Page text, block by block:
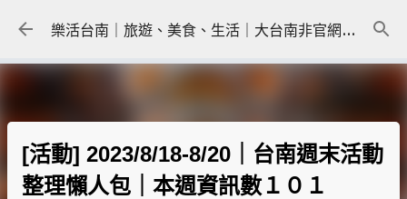
跳到主要內容 樂活台南｜旅遊、美食、生活｜大台南非官網｜tainanlohas.cc
[活動] 2023/8/18-8/20｜台南週末活動
整理懶人包｜本週資訊數１０１